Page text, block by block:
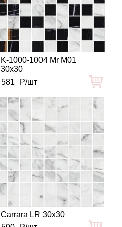
K-1000-1004 Mr M01
30x30
581
Р/шт
Carrara LR 30x30